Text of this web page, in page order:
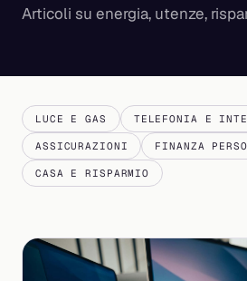
Articoli su energia, utenze,
LUCE E GAS TELEFONIA E
ASSICURAZIONI FINANZA
CASA E RISPARMIO